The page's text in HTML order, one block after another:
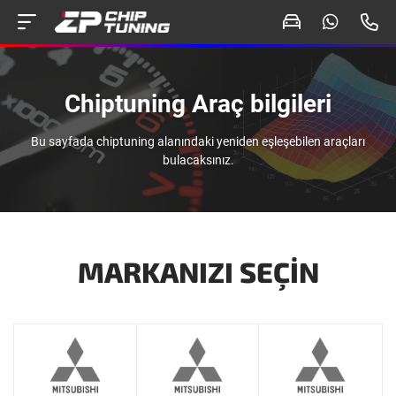
Chiptuning Araç bilgileri
Bu sayfada chiptuning alanındaki yeniden eşleşebilen araçları
bulacaksınız.
MARKANIZI SEÇIN